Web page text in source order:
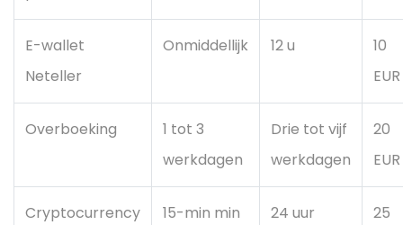
E-wallet
Neteller
Onmiddellijk 12 u
10
EUR
Overboeking
1 tot 3
werkdagen
Drie tot vijf
werkdagen
20
EUR
Cryptocurrency 15-min min 24 uur
25